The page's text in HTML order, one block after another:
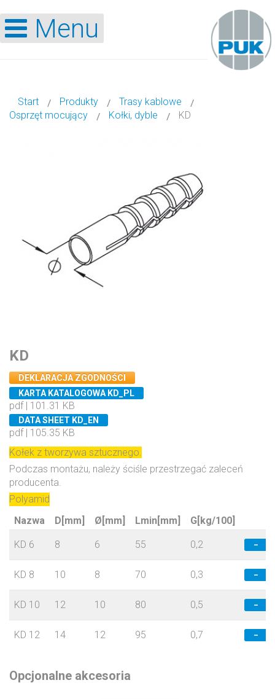
Menu
Start Produkty
Trasy kablowe
Osprzęt mocujący
Kołki, dyble KD
KD
DEKLARACJA ZGODNOŚCI
KARTA KATALOGOWA KD_PL
pdf | 101.31 KB
DATA SHEET KD_EN
pdf | 105.35 KB
Kołek z tworzywa sztucznego.
Podczas montażu, należy ściśle przestrzegać zaleceń
producenta.
Polyamid
Nazwa
D[mm] Ø[mm] Lmin[mm] G[kg/100]
KD 6 8 6 55 0,2 −
KD 8 10 8 70 0,3 −
KD 10 12 10 80 0,5 −
KD 12 14 12 95 0,7 −
Opcjonalne akcesoria